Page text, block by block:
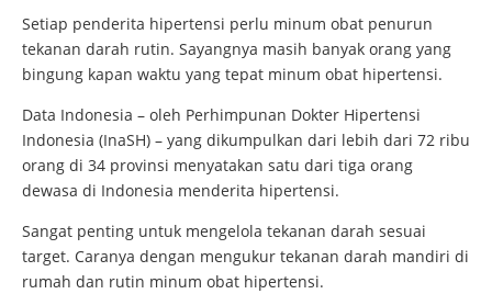
Setiap penderita hipertensi perlu minum obat penurun
tekanan darah rutin. Sayangnya masih banyak orang yang
bingung kapan waktu yang tepat minum obat hipertensi.
Data Indonesia – oleh Perhimpunan Dokter Hipertensi
Indonesia (InaSH) – yang dikumpulkan dari lebih dari 72 ribu
orang di 34 provinsi menyatakan satu dari tiga orang
dewasa di Indonesia menderita hipertensi.
Sangat penting untuk mengelola tekanan darah sesuai
target. Caranya dengan mengukur tekanan darah mandiri di
rumah dan rutin minum obat hipertensi.